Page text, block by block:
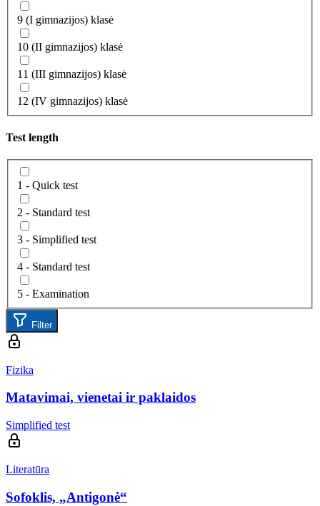
9 (I gimnazijos) klasė
10 (II gimnazijos) klasė
11 (III gimnazijos) klasė
12 (IV gimnazijos) klasė
Test length
1 - Quick test
2 - Standard test
3 - Simplified test
4 - Standard test
5 - Examination
Filter
Fizika
Matavimai, vienetai ir paklaidos
Simplified test
Literatūra
Sofoklis, „Antigonė“